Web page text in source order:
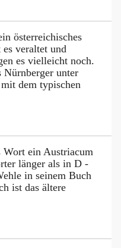
österreichisches
veraltet und
es vielleicht noch.
unter
dem typischen
Wort ein Austriacum
länger als in D -
in seinem Buch
ist das ältere